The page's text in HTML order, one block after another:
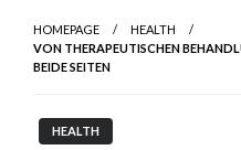
HOMEPAGE
HEALTH
VON THERAPEUTISCHEN
BEIDE SEITEN
HEALTH